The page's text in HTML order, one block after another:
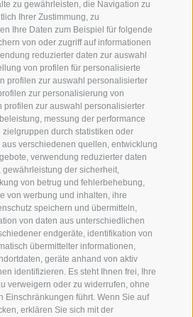
zu gewährleisten, die Navigation zu
Ihrer Zustimmung, zu
Ihre Daten zum Beispiel für folgende
von oder zugriff auf informationen
reduzierter daten zur auswahl
von profilen für personalisierte
profilen zur auswahl personalisierter
zur personalisierung von
profilen zur auswahl personalisierter
messung der performance
durch statistiken oder
verschiedenen quellen, entwicklung
verwendung reduzierter daten
der sicherheit,
von betrug und fehlerbehebung,
von werbung und inhalten, ihre
speichern und übermitteln,
von daten aus unterschiedlichen
endgeräte, identifikation von
übermittelter informationen,
geräte anhand von aktiv
identifizieren. Es steht Ihnen frei, Ihre
verweigern oder zu widerrufen, ohne
Einschränkungen führt. Wenn Sie auf
erklären Sie sich mit der
436
Gsiesertal - Welsberg - Taisten in
und up to date!